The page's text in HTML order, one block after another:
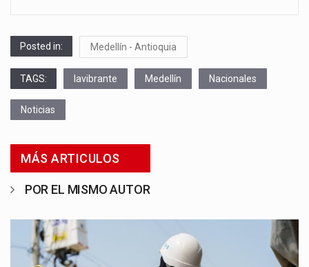
Posted in: Medellín - Antioquia
TAGS: lavibrante Medellín Nacionales
Noticias
MÁS ARTICULOS
POR EL MISMO AUTOR